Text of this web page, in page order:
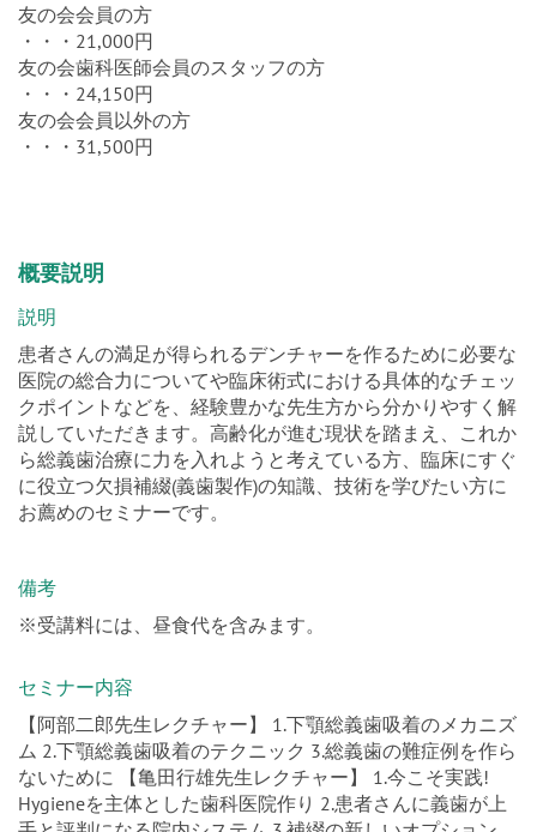
友の会会員の方
・・・21,000円
友の会歯科医師会員のスタッフの方
・・・24,150円
友の会会員以外の方
・・・31,500円
概要説明
説明
患者さんの満足が得られるデンチャーを作るために必要な
医院の総合力についてや臨床術式における具体的なチェッ
クポイントなどを、経験豊かな先生方から分かりやすく解
説していただきます。高齢化が進む現状を踏まえ、これか
ら総義歯治療に力を入れようと考えている方、臨床にすぐ
に役立つ欠損補綴(義歯製作)の知識、技術を学びたい方に
お薦めのセミナーです。
備考
※受講料には、昼食代を含みます。
セミナー内容
【阿部二郎先生レクチャー】 1.下顎総義歯吸着のメカニズ
ム 2.下顎総義歯吸着のテクニック 3.総義歯の難症例を作ら
ないために 【亀田行雄先生レクチャー】 1.今こそ実践!
Hygieneを主体とした歯科医院作り 2.患者さんに義歯が上